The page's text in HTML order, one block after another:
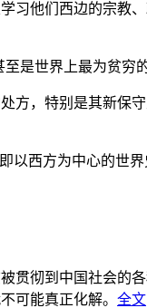
习他们西边的宗教
是世界上最为贫穷
方，特别是其新保
以西方为中心的世
贯彻到中国社会的
可能真正化解。 全文